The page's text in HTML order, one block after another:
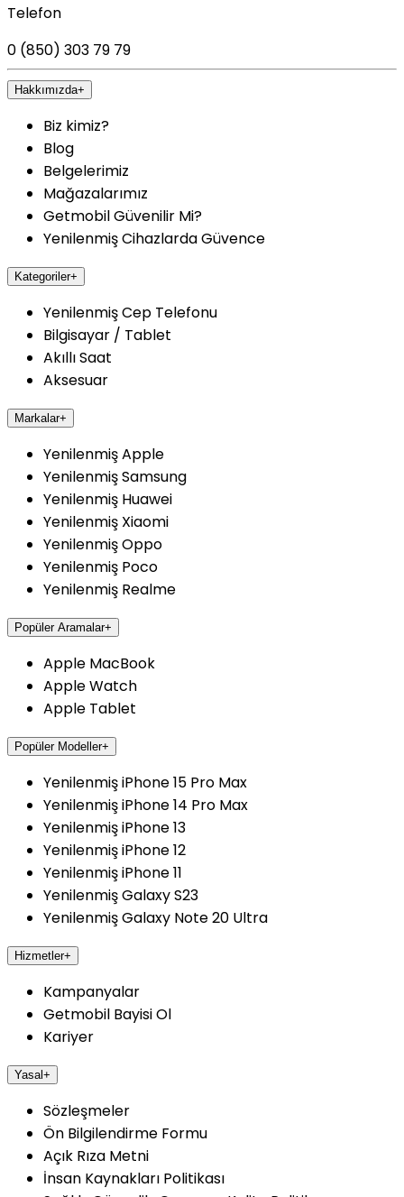
Telefon
0 (850) 303 79 79
Hakkımızda+
Biz kimiz?
Blog
Belgelerimiz
Mağazalarımız
Getmobil Güvenilir Mi?
Yenilenmiş Cihazlarda Güvence
Kategoriler+
Yenilenmiş Cep Telefonu
Bilgisayar / Tablet
Akıllı Saat
Aksesuar
Markalar+
Yenilenmiş Apple
Yenilenmiş Samsung
Yenilenmiş Huawei
Yenilenmiş Xiaomi
Yenilenmiş Oppo
Yenilenmiş Poco
Yenilenmiş Realme
Popüler Aramalar+
Apple MacBook
Apple Watch
Apple Tablet
Popüler Modeller+
Yenilenmiş iPhone 15 Pro Max
Yenilenmiş iPhone 14 Pro Max
Yenilenmiş iPhone 13
Yenilenmiş iPhone 12
Yenilenmiş iPhone 11
Yenilenmiş Galaxy S23
Yenilenmiş Galaxy Note 20 Ultra
Hizmetler+
Kampanyalar
Getmobil Bayisi Ol
Kariyer
Yasal+
Sözleşmeler
Ön Bilgilendirme Formu
Açık Rıza Metni
İnsan Kaynakları Politikası